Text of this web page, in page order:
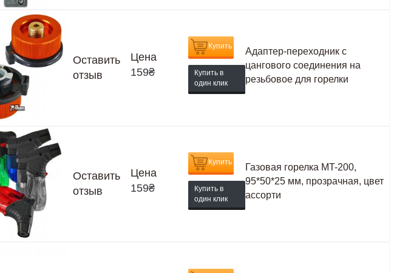
Оставить
отзыв
Цена
159₴
Купить
Купить в
один клик
Адаптер-переходник с
цангового соединения на
резьбовое для горелки
Оставить
отзыв
Цена
159₴
Купить
Купить в
один клик
Газовая горелка MT-200,
95*50*25 мм, прозрачная, цвет
ассорти